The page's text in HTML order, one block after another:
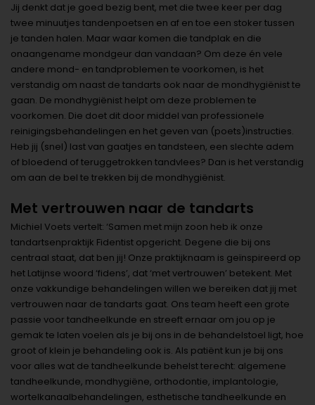
Jij denkt dat je goed bezig bent, met die twee keer per dag
twee minuutjes tandenpoetsen en af en toe een stoker tussen
je tanden halen. Maar waar komen die tandplak en die
onaangename mondgeur dan vandaan? Om deze én vele
andere mond- en tandproblemen te voorkomen, is het
verstandig om naast de tandarts ook naar de mondhygiënist te
gaan. De mondhygiënist helpt om deze problemen te
voorkomen. Die doet dit door middel van professionele
reinigingsbehandelingen en het geven van (poets)instructies.
Heb jij (snel) last van gaatjes en tandsteen, een slechte adem
of bloedend of teruggetrokken tandvlees? Dan is het verstandig
om aan de bel te trekken bij de mondhygiënist.
Met vertrouwen naar de tandarts
Michiel Voets vertelt: ‘Samen met mijn zoon heb ik onze
tandartsenpraktijk Fidentist opgericht. Degene die bij ons
centraal staat, dat ben jij! Onze praktijknaam is geïnspireerd op
het Latijnse woord ‘fidens’, dat ‘met vertrouwen’ betekent. Met
onze vakkundige behandelingen willen we bereiken dat jij met
vertrouwen naar de tandarts gaat. Ons team heeft een grote
passie voor tandheelkunde en streeft ernaar om jou op je
gemak te laten voelen als je bij ons in de behandelstoel ligt, hoe
groot of klein je behandeling ook is. Als patiënt kun je bij ons
voor alles wat de tandheelkunde behelst terecht: algemene
tandheelkunde, mondhygiëne, orthodontie, implantologie,
wortelkanaalbehandelingen, esthetische tandheelkunde en